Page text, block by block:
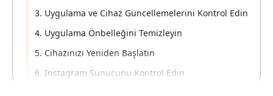
3. Uygulama ve Cihaz Güncellemelerini Kontrol Edin
4. Uygulama Önbelleğini Temizleyin
5. Cihazınızı Yeniden Başlatın
6. Instagram Sunucunu Kontrol Edin